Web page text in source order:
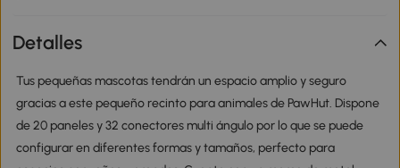
Detalles
Tus pequeñas mascotas tendrán un espacio amplio y seguro
gracias a este pequeño recinto para animales de PawHut. Dispone
de 20 paneles y 32 conectores multi ángulo por lo que se puede
configurar en diferentes formas y tamaños, perfecto para